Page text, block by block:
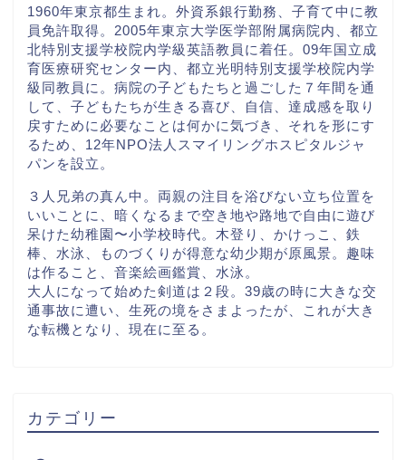
1960年東京都生まれ。外資系銀行勤務、子育て中に教
員免許取得。2005年東京大学医学部附属病院内、都立
北特別支援学校院内学級英語教員に着任。09年国立成
育医療研究センター内、都立光明特別支援学校院内学
級同教員に。病院の子どもたちと過ごした７年間を通
して、子どもたちが生きる喜び、自信、達成感を取り
戻すために必要なことは何かに気づき、それを形にす
るため、12年NPO法人スマイリングホスピタルジャ
パンを設立。
３人兄弟の真ん中。両親の注目を浴びない立ち位置を
いいことに、暗くなるまで空き地や路地で自由に遊び
呆けた幼稚園〜小学校時代。木登り、かけっこ、鉄
棒、水泳、ものづくりが得意な幼少期が原風景。趣味
は作ること、音楽絵画鑑賞、水泳。
大人になって始めた剣道は２段。39歳の時に大きな交
通事故に遭い、生死の境をさまよったが、これが大き
な転機となり、現在に至る。
カテゴリー